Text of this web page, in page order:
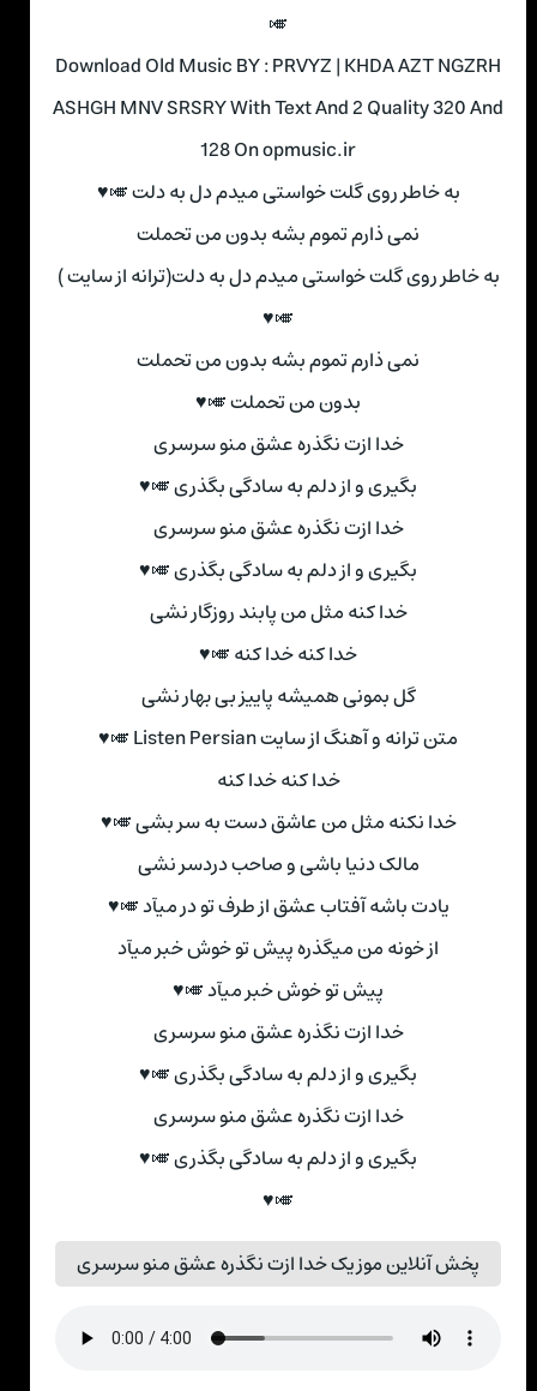
🎺
Download Old Music BY : PRVYZ | KHDA AZT NGZRH
ASHGH MNV SRSRY With Text And 2 Quality 320 And
128 On opmusic.ir
به خاطر روی گلت خواستی میدم دل به دلت 🎺♥
نمی ذارم تموم بشه بدون من تحملت
به خاطر روی گلت خواستی میدم دل به دلت(ترانه از سایت )
🎺♥
نمی ذارم تموم بشه بدون من تحملت
بدون من تحملت 🎺♥
خدا ازت نگذره عشق منو سرسری
بگیری و از دلم به سادگی بگذری 🎺♥
خدا ازت نگذره عشق منو سرسری
بگیری و از دلم به سادگی بگذری 🎺♥
خدا کنه مثل من پابند روزگار نشی
خدا کنه خدا کنه 🎺♥
گل بمونی همیشه پاییز بی بهار نشی
متن ترانه و آهنگ از سایت Listen Persian 🎺♥
خدا کنه خدا کنه
خدا نکنه مثل من عاشق دست به سر بشی 🎺♥
مالک دنیا باشی و صاحب دردسر نشی
یادت باشه آفتاب عشق از طرف تو در میآد 🎺♥
از خونه من میگذره پیش تو خوش خبر میآد
پیش تو خوش خبر میآد 🎺♥
خدا ازت نگذره عشق منو سرسری
بگیری و از دلم به سادگی بگذری 🎺♥
خدا ازت نگذره عشق منو سرسری
بگیری و از دلم به سادگی بگذری 🎺♥
🎺♥
پخش آنلاین موزیک خدا ازت نگذره عشق منو سرسری